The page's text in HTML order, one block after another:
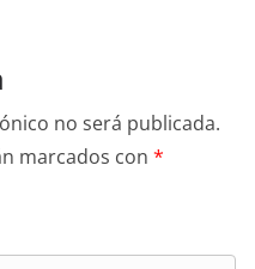
no será publicada.
marcados con *